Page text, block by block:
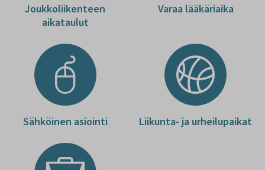
Joukkoliikenteen
aikataulut
Varaa lääkäriaika
Sähköinen asiointi Liikunta- ja urheilupaikat